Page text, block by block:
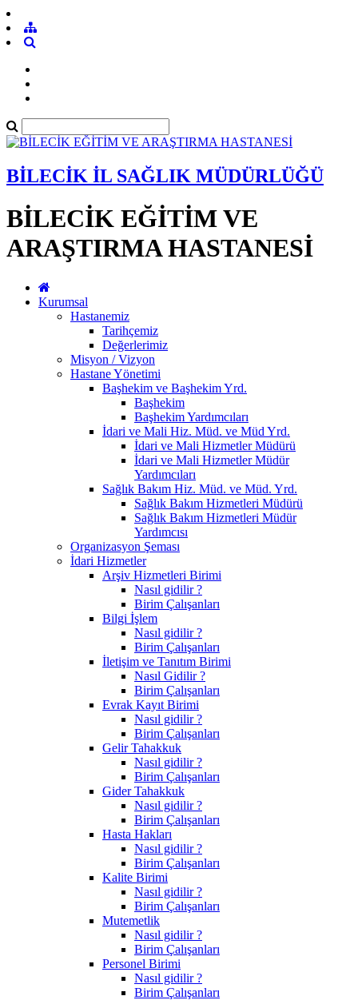
BİLECİK İL SAĞLIK MÜDÜRLÜĞÜ
BİLECİK EĞİTİM VE
ARAŞTIRMA HASTANESİ
Kurumsal
Hastanemiz
Tarihçemiz
Değerlerimiz
Misyon / Vizyon
Hastane Yönetimi
Başhekim ve Başhekim Yrd.
Başhekim
Başhekim Yardımcıları
İdari ve Mali Hiz. Müd. ve Müd Yrd.
İdari ve Mali Hizmetler Müdürü
İdari ve Mali Hizmetler Müdür
Yardımcıları
Sağlık Bakım Hiz. Müd. ve Müd. Yrd.
Sağlık Bakım Hizmetleri Müdürü
Sağlık Bakım Hizmetleri Müdür
Yardımcısı
Organizasyon Şeması
İdari Hizmetler
Arşiv Hizmetleri Birimi
Nasıl gidilir ?
Birim Çalışanları
Bilgi İşlem
Nasıl gidilir ?
Birim Çalışanları
İletişim ve Tanıtım Birimi
Nasıl Gidilir ?
Birim Çalışanları
Evrak Kayıt Birimi
Nasıl gidilir ?
Birim Çalışanları
Gelir Tahakkuk
Nasıl gidilir ?
Birim Çalışanları
Gider Tahakkuk
Nasıl gidilir ?
Birim Çalışanları
Hasta Hakları
Nasıl gidilir ?
Birim Çalışanları
Kalite Birimi
Nasıl gidilir ?
Birim Çalışanları
Mutemetlik
Nasıl gidilir ?
Birim Çalışanları
Personel Birimi
Nasıl gidilir ?
Birim Çalışanları